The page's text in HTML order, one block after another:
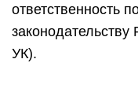
ответственность
УК).